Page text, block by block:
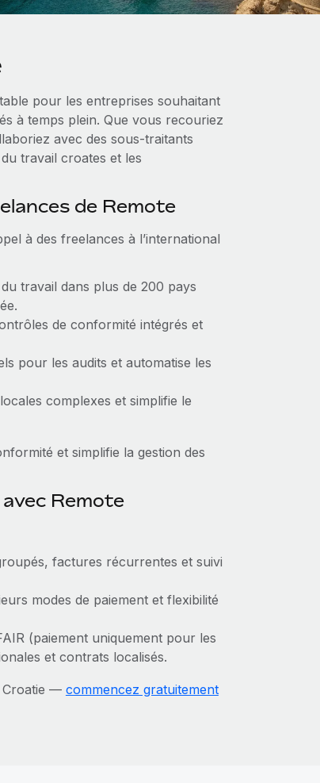
pour les entreprises souhaitant
à temps plein. Que vous recouriez
avec des sous‑traitants
travail croates et les
de Remote
à des freelances à l’international
travail dans plus de 200 pays
de conformité intégrés et
pour les audits et automatise les
complexes et simplifie le
et simplifie la gestion des
Remote
factures récurrentes et suivi
modes de paiement et flexibilité
(paiement uniquement pour les
et contrats localisés.
Croatie — commencez gratuitement